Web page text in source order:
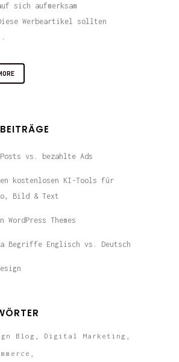
sich aufmerksam
Werbeartikel sollten
vs. bezahlte Ads
kostenlosen KI-Tools für
Bild & Text
WordPress Themes
Begriffe Englisch vs. Deutsch
Blog Digital Marketing